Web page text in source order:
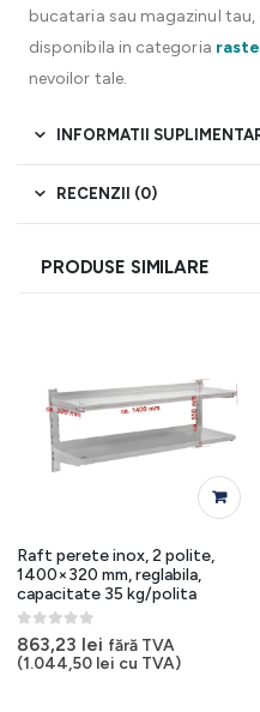
bucataria sau magazinul
disponibila in categoria
nevoilor tale.
INFORMATII
RECENZII (0)
PRODUSE SIMILARE
Raft perete inox, 2 polite,
1400×320 mm, reglabila,
capacitate 35 kg/polita
0out of 5
863,23 lei fără TVA
(1.044,50 lei cu TVA)